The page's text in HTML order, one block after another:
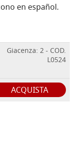
en español.
Giacenza: 2 - COD.
L0524
ACQUISTA